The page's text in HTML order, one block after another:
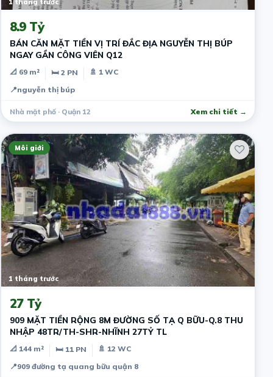
8.9 Tỷ
BÁN CĂN MẶT TIỀN VỊ TRÍ ĐẮC ĐỊA NGUYỄN THỊ BÚP
NGAY GẦN CÔNG VIÊN Q12
📐 69 m² 🛏 2 PN
🚿 1 WC
📍nguyễn thị búp
Nhà mặt phố · Quận 12 Xem chi tiết →
Môi giới
1 tháng trước
27 Tỷ
909 MẶT TIỀN RỘNG 8M ĐƯỜNG SỐ TẠ Q BỮU-Q.8 THU
NHẬP 48TR/TH-SHR-NHĨNH 27TỶ TL
📐 144 m² 🛏 11 PN
🚿 12 WC
📍909 đường tạ quang bữu quận 8